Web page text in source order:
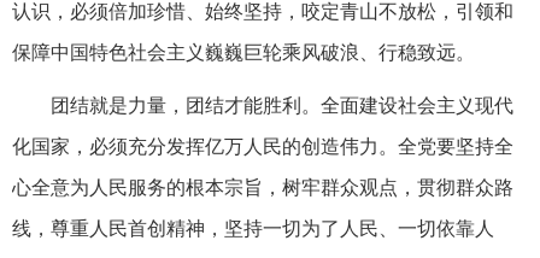
认识，必须倍加珍惜、始终坚持，咬定青山不放松，引领和
保障中国特色社会主义巍巍巨轮乘风破浪、行稳致远。
团结就是力量，团结才能胜利。全面建设社会主义现代
化国家，必须充分发挥亿万人民的创造伟力。全党要坚持全
心全意为人民服务的根本宗旨，树牢群众观点，贯彻群众路
线，尊重人民首创精神，坚持一切为了人民、一切依靠人